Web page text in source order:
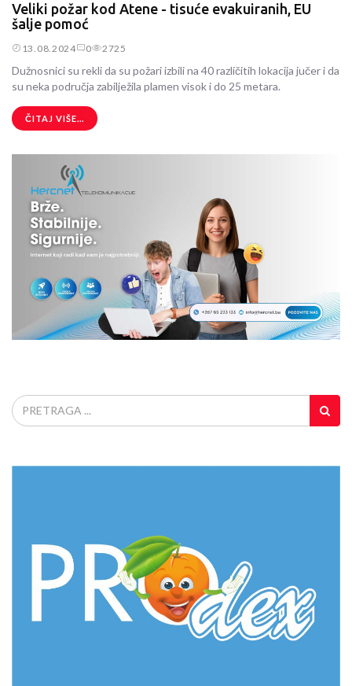
Veliki požar kod Atene - tisuće evakuiranih, EU
šalje pomoć
13.08.2024 0 2725
Dužnosnici su rekli da su požari izbili na 40 različitih lokacija jučer i da
su neka područja zabilježila plamen visok i do 25 metara.
ČITAJ VIŠE...